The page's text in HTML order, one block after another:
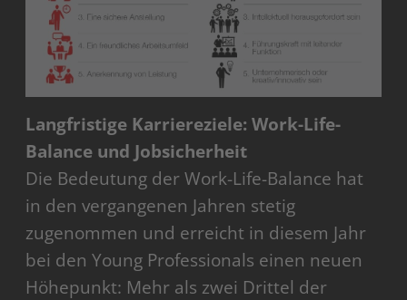
Langfristige Karriereziele: Work-Life-
Balance und Jobsicherheit
Die Bedeutung der Work-Life-Balance hat
in den vergangenen Jahren stetig
zugenommen und erreicht in diesem Jahr
bei den Young Professionals einen neuen
Höhepunkt: Mehr als zwei Drittel der